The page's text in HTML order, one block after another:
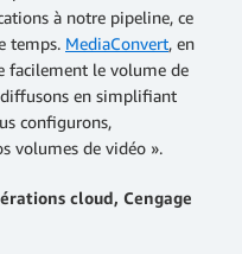
à notre pipeline, ce
temps. MediaConvert, en
facilement le volume de
en simplifiant
configurons,
volumes de vidéo ».
cloud, Cengage